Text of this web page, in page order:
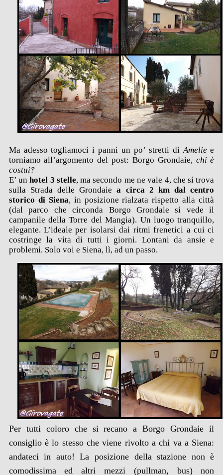
Ma adesso togliamoci i panni un po’ stretti di Ameliee
torniamo all’argomento del post: Borgo Grondaie, chi è
costui?
E’ unhotel 3 stelle, ma secondo me ne vale 4, che si trova
sulla Strada delle Grondaiea circa 2 km dal centro
storico di Siena, in posizione rialzata rispetto alla città
(dal parco che circonda Borgo Grondaie si vede il
campanile della Torre del Mangia). Un luogo tranquillo,
elegante. L’ideale per isolarsi dai ritmi frenetici a cui ci
costringe la vita di tutti i giorni. Lontani da ansie e
problemi. Solo voi e Siena, lì, ad un passo.
Per tutti coloro che si recano a Borgo Grondaie il
consiglio è lo stesso che viene rivolto a chi va a Siena:
andateci in auto! La posizione della stazione non è
comodissima ed altri mezzi (pullman, bus) non